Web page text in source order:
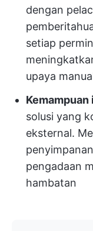
dengan
setiap
upaya
solusi yang
eksternal.
pengadaan
hambatan